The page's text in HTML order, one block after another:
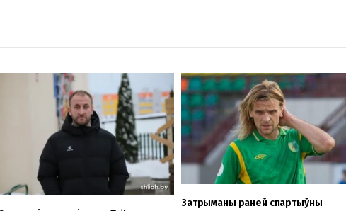
Затрыманы раней спартыўны